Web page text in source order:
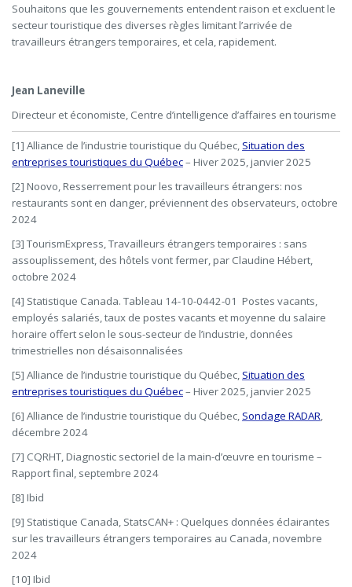
Souhaitons que les gouvernements entendent raison et excluent le
secteur touristique des diverses règles limitant l’arrivée de
travailleurs étrangers temporaires, et cela, rapidement.
Jean Laneville
Directeur et économiste, Centre d’intelligence d’affaires en tourisme
[1] Alliance de l’industrie touristique du Québec,Situation des
entreprises touristiques du Québec– Hiver 2025, janvier 2025
[2] Noovo, Resserrement pour les travailleurs étrangers: nos
restaurants sont en danger, préviennent des observateurs, octobre
2024
[3] TourismExpress, Travailleurs étrangers temporaires : sans
assouplissement, des hôtels vont fermer, par Claudine Hébert,
octobre 2024
[4] Statistique Canada. Tableau 14-10-0442-01 Postes vacants,
employés salariés, taux de postes vacants et moyenne du salaire
horaire offert selon le sous-secteur de l’industrie, données
trimestrielles non désaisonnalisées
[5] Alliance de l’industrie touristique du Québec,Situation des
entreprises touristiques du Québec– Hiver 2025, janvier 2025
[6] Alliance de l’industrie touristique du Québec,Sondage RADAR,
décembre 2024
[7] CQRHT, Diagnostic sectoriel de la main-d’œuvre en tourisme –
Rapport final, septembre 2024
[8] Ibid
[9] Statistique Canada, StatsCAN+ : Quelques données éclairantes
sur les travailleurs étrangers temporaires au Canada, novembre
2024
[10] Ibid